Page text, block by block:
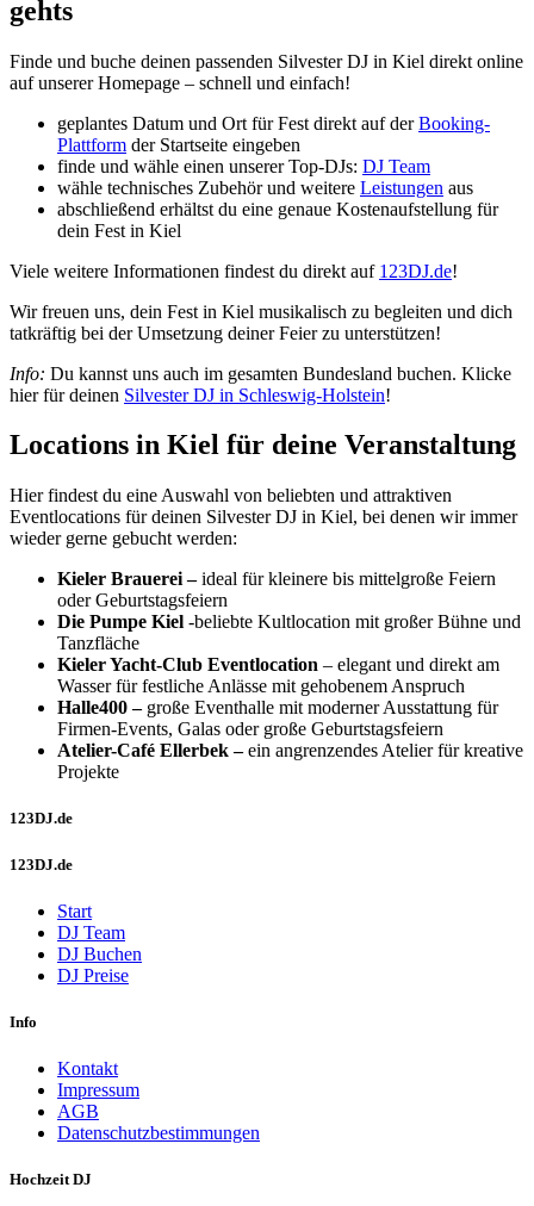
gehts
Finde und buche deinen passenden Silvester DJ in Kiel direkt online
auf unserer Homepage – schnell und einfach!
geplantes Datum und Ort für Fest direkt auf derBooking-
Plattform der Startseite eingeben
finde und wähle einen unserer Top-DJs: DJ Team
wähle technisches Zubehör und weitere Leistungen aus
abschließend erhältst du eine genaue Kostenaufstellung für
dein Fest in Kiel
Viele weitere Informationen findest du direkt auf 123DJ.de!
Wir freuen uns, dein Fest in Kiel musikalisch zu begleiten und dich
tatkräftig bei der Umsetzung deiner Feier zu unterstützen!
Info: Du kannst uns auch im gesamten Bundesland buchen. Klicke
hier für deinen Silvester DJ in Schleswig-Holstein!
Locations in Kiel für deine Veranstaltung
Hier findest du eine Auswahl von beliebten und attraktiven
Eventlocations für deinen Silvester DJ in Kiel, bei denen wir immer
wieder gerne gebucht werden:
Kieler Brauerei –ideal für kleinere bis mittelgroße Feiern
oder Geburtstagsfeiern
Die Pumpe Kiel -beliebte Kultlocation mit großer Bühne und
Tanzfläche
Kieler Yacht-Club Eventlocation – elegant und direkt am
Wasser für festliche Anlässe mit gehobenem Anspruch
Halle400 – große Eventhalle mit moderner Ausstattung für
Firmen-Events, Galas oder große Geburtstagsfeiern
Atelier-Café Ellerbek –ein angrenzendes Atelier für kreative
Projekte
123DJ.de
123DJ.de
Start
DJ Team
DJ Buchen
DJ Preise
Info
Kontakt
Impressum
AGB
Datenschutzbestimmungen
Hochzeit DJ